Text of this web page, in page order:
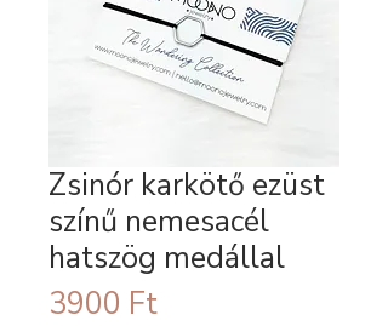
Zsinór karkötő ezüst
színű nemesacél
hatszög medállal
3900 FtÁr